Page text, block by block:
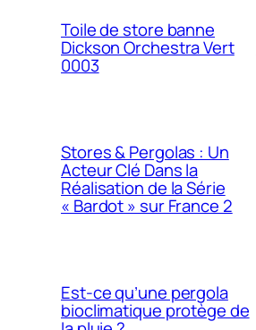
Toile de store banne
Dickson Orchestra Vert
0003
Stores & Pergolas : Un
Acteur Clé Dans la
Réalisation de la Série
« Bardot » sur France 2
Est-ce qu’une pergola
bioclimatique protège de